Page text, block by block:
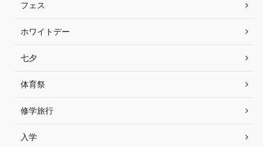
フェス
ホワイトデー
七夕
体育祭
修学旅行
入学